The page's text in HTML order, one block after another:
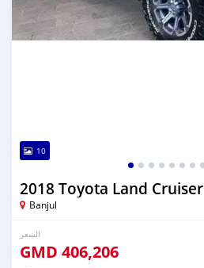
10
2018 Toyota Land Cruiser
Banjul
السعر
GMD 406,206